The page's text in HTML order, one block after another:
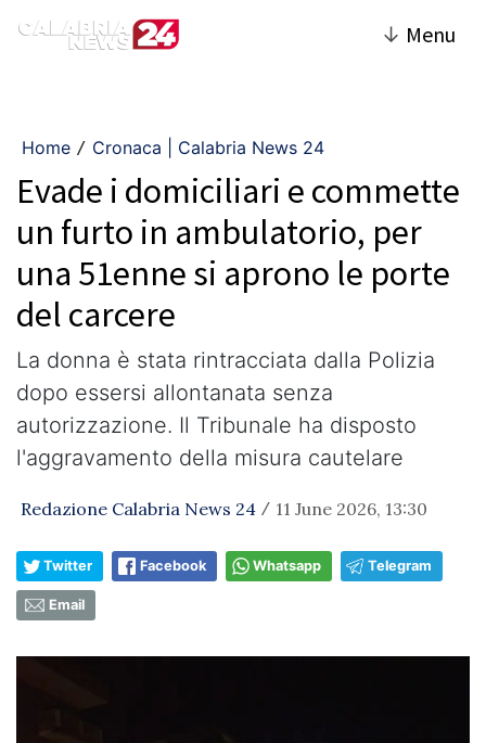
↓ Menu
Home / Cronaca | Calabria News 24
Evade i domiciliari e commette
un furto in ambulatorio, per
una 51enne si aprono le porte
del carcere
La donna è stata rintracciata dalla Polizia
dopo essersi allontanata senza
autorizzazione. Il Tribunale ha disposto
l'aggravamento della misura cautelare
Redazione Calabria News 24 / 11 June 2026, 13:30
Twitter Facebook Whatsapp Telegram
Email